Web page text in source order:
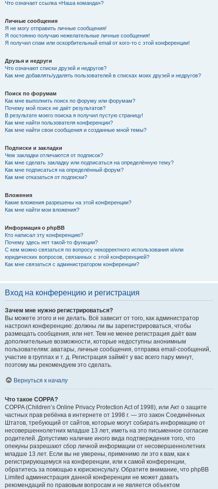
Что означает ссылка «Наша команда»?
Личные сообщения
Я не могу отправить личные сообщения!
Я постоянно получаю нежелательные личные сообщения!
Я получил спам или оскорбительный email от кого-то с этой конференции!
Друзья и недруги
Что означают списки друзей и недругов?
Как мне добавлять/удалять пользователей в списках моих друзей и недругов?
Поиск по форумам
Как мне выполнить поиск по форуму или форумам?
Почему мой поиск не даёт результатов?
В результате моего поиска я получил пустую страницу!
Как мне найти пользователя конференции?
Как мне найти свои сообщения и созданные мной темы?
Подписки и закладки
Чем закладки отличаются от подписок?
Как мне сделать закладку или подписаться на определённую тему?
Как мне подписаться на определённый форум?
Как мне отказаться от подписки?
Вложения
Какие вложения разрешены на этой конференции?
Как мне найти мои вложения?
Информация о phpBB
Кто написал эту конференцию?
Почему здесь нет такой-то функции?
С кем можно связаться по вопросу некорректного использования и/или
юридических вопросов, связанных с этой конференцией?
Как мне связаться с администратором конференции?
Вход на конференцию и регистрация
Зачем мне нужно регистрироваться?
Вы можете этого и не делать. Всё зависит от того, как администратор
настроил конференцию: должны ли вы зарегистрироваться, чтобы
размещать сообщения, или нет. Тем не менее регистрация даёт вам
дополнительные возможности, которые недоступны анонимным
пользователям: аватары, личные сообщения, отправка email-сообщений,
участие в группах и т. д. Регистрация займёт у вас всего пару минут,
поэтому мы рекомендуем это сделать.
Вернуться к началу
Что такое COPPA?
COPPA (Children’s Online Privacy Protection Act of 1998), или Акт о защите
частных прав ребёнка в интернете от 1998 г. — это закон Соединённых
Штатов, требующий от сайтов, которые могут собирать информацию от
несовершеннолетних младше 13 лет, иметь на это письменное согласие
родителей. Допустимо наличие иного вида подтверждения того, что
опекуны разрешают сбор личной информации от несовершеннолетних
младше 13 лет. Если вы не уверены, применимо ли это к вам, как к
регистрирующемуся на конференции, или к самой конференции,
обратитесь за помощью к юрисконсульту. Обратите внимание, что phpBB
Limited администрация данной конференции не может давать
рекомендаций по правовым вопросам и не является объектом